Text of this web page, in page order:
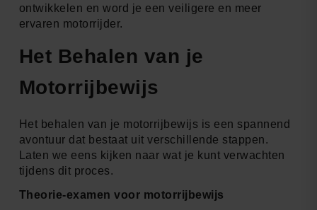
ontwikkelen en word je een veiligere en meer
ervaren motorrijder.
Het Behalen van je
Motorrijbewijs
Het behalen van je motorrijbewijs is een spannend
avontuur dat bestaat uit verschillende stappen.
Laten we eens kijken naar wat je kunt verwachten
tijdens dit proces.
Theorie-examen voor motorrijbewijs